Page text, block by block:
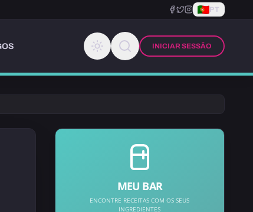
PT
INICIAR SESSÃO
MEU BAR
ENCONTRE RECEITAS COM OS SEUS
INGREDIENTES